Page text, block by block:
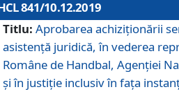
841/10.12.2019
Titlu: Aprobarea achiziționării
asistență juridică, în vederea
Române de Handbal, Agenției
și în justiție inclusiv în fața